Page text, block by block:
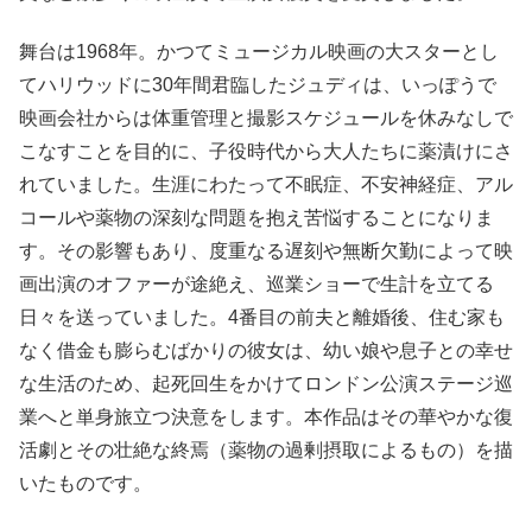
舞台は1968年。かつてミュージカル映画の大スターとし
てハリウッドに30年間君臨したジュディは、いっぽうで
映画会社からは体重管理と撮影スケジュールを休みなしで
こなすことを目的に、子役時代から大人たちに薬漬けにさ
れていました。生涯にわたって不眠症、不安神経症、アル
コールや薬物の深刻な問題を抱え苦悩することになりま
す。その影響もあり、度重なる遅刻や無断欠勤によって映
画出演のオファーが途絶え、巡業ショーで生計を立てる
日々を送っていました。4番目の前夫と離婚後、住む家も
なく借金も膨らむばかりの彼女は、幼い娘や息子との幸せ
な生活のため、起死回生をかけてロンドン公演ステージ巡
業へと単身旅立つ決意をします。本作品はその華やかな復
活劇とその壮絶な終焉（薬物の過剰摂取によるもの）を描
いたものです。